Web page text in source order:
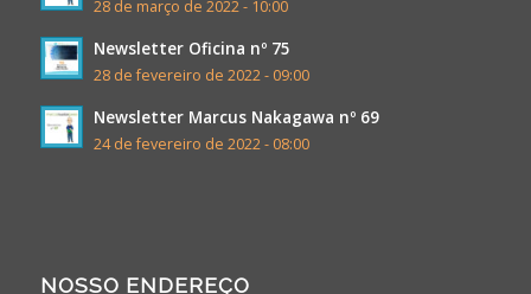
28 de março de 2022 - 10:00
Newsletter Oficina nº 75
28 de fevereiro de 2022 - 09:00
Newsletter Marcus Nakagawa nº 69
24 de fevereiro de 2022 - 08:00
NOSSO ENDEREÇO